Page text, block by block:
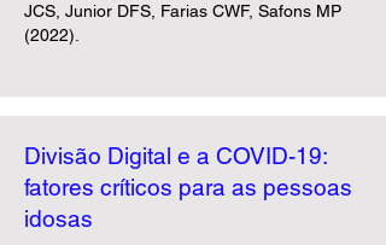
JCS, Junior DFS, Farias CWF, Safons MP
(2022).
Divisão Digital e a COVID-19:
fatores críticos para as pessoas
idosas